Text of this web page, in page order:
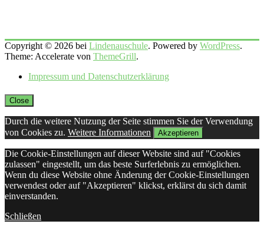
Copyright © 2026 bei Lindenauschule. Powered by WordPress.
Theme: Accelerate von ThemeGrill.
Impressum und Datenschutzerklärung
Close
Durch die weitere Nutzung der Seite stimmen Sie der Verwendung
von Cookies zu. Weitere Informationen Akzeptieren
Die Cookie-Einstellungen auf dieser Website sind auf "Cookies
zulassen" eingestellt, um das beste Surferlebnis zu ermöglichen.
Wenn du diese Website ohne Änderung der Cookie-Einstellungen
verwendest oder auf "Akzeptieren" klickst, erklärst du sich damit
einverstanden.
Schließen